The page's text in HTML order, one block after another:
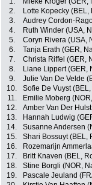
2.
Lotte Kopecky
3.
Audrey Cordon-
4.
Ruth Winder (USA,
5.
Coryn Rivera (USA,
6.
Tanja Erath (GER,
7.
Christa Riffel (GER,
8.
Liane Lippert (GER,
9.
Julie Van De Velde
10.
Sofie De Vuyst
11.
Emilie Moberg
12.
Amber Van Der
13.
Hannah Ludwig
14.
Susanne Andersen
15.
Shari Bossuyt (BEL,
16.
Rozemarijn
17.
Britt Knaven (BEL,
18.
Stine Borgli (NOR,
19.
Pascale Jeuland